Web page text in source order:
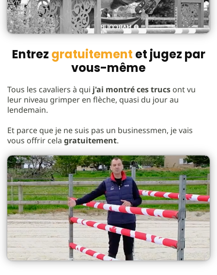
Entrez gratuitement et jugez par
vous-même
Tous les cavaliers à qui j'ai montré ces trucs ont vu
leur niveau grimper en flèche, quasi du jour au
lendemain.
Et parce que je ne suis pas un businessmen, je vais
vous offrir cela gratuitement.